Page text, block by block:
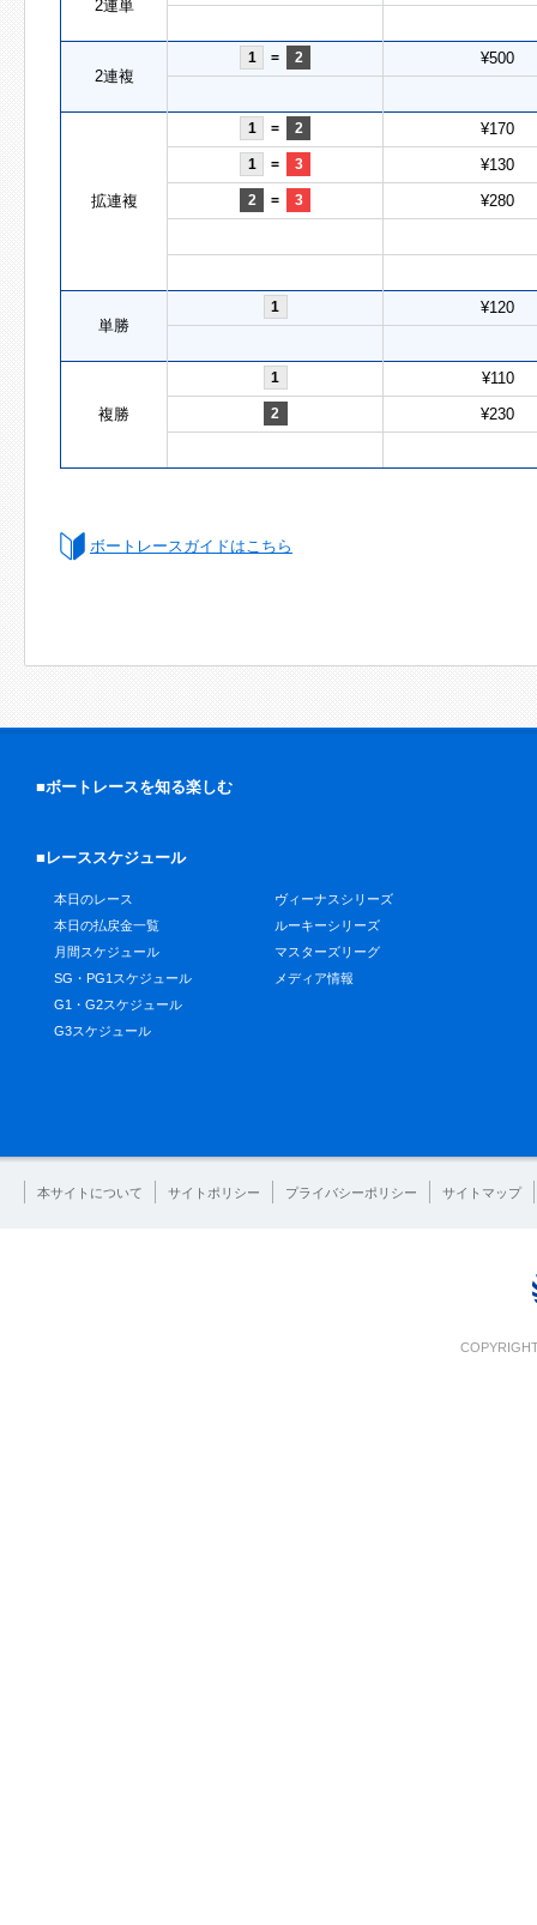
2連単
2連複
1 = 2 ¥500
拡連複
1 = 2 ¥170
1 = 3 ¥130
2 = 3 ¥280
単勝
1 ¥120
複勝
1 ¥110
2 ¥230
ボートレースガイドはこちら
■ボートレースを知る楽しむ
■レーススケジュール
本日のレース
本日の払戻金一覧
月間スケジュール
SG・PG1スケジュール
G1・G2スケジュール
G3スケジュール
ヴィーナスシリーズ
ルーキーシリーズ
マスターズリーグ
メディア情報
本サイトについて サイトポリシー プライバシーポリシー サイトマップ